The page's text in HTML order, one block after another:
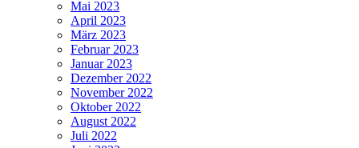
Mai 2023
April 2023
März 2023
Februar 2023
Januar 2023
Dezember 2022
November 2022
Oktober 2022
August 2022
Juli 2022